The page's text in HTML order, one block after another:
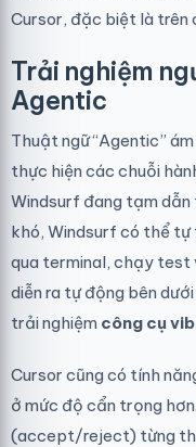
Cursor, đặc biệt là trên
Trải nghiệm
Agentic
Thuật ngữ “Agentic”
thực hiện các chuỗi
Windsurf đang tạm
khó, Windsurf có thể
qua terminal, chạy test
diễn ra tự động bên
trải nghiệm công cụ
Cursor cũng có tính
ở mức độ cẩn trọng
(accept/reject) từng